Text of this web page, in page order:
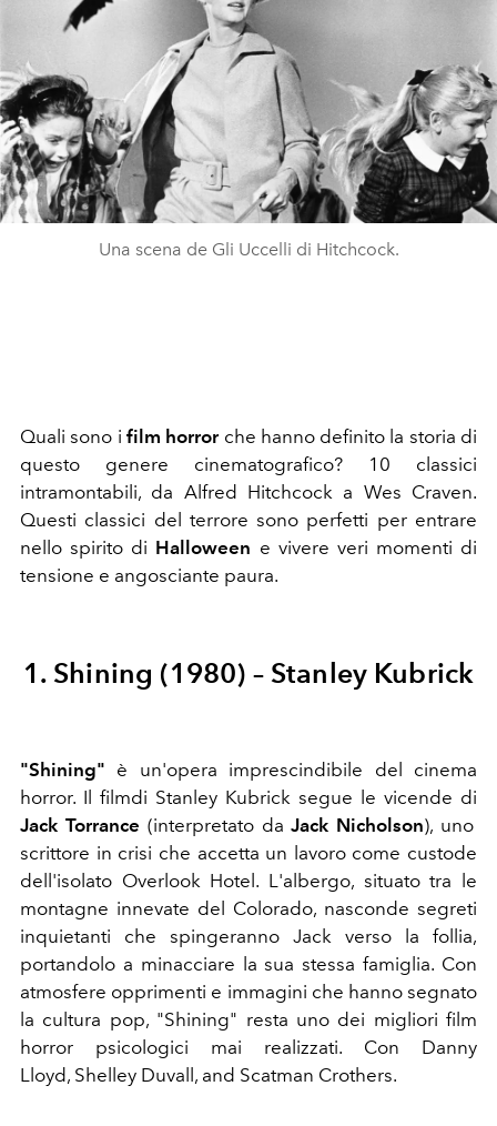
Una scena de Gli Uccelli di Hitchcock.
Quali sono i film horror che hanno definito la storia di
questo genere cinematografico? 10 classici
intramontabili, da Alfred Hitchcock a Wes Craven.
Questi classici del terrore sono perfetti per entrare
nello spirito di Halloween e vivere veri momenti di
tensione e angosciante paura.
1. Shining (1980) – Stanley Kubrick
"Shining" è un'opera imprescindibile del cinema
horror. Il filmdi Stanley Kubrick segue le vicende di
Jack Torrance (interpretato daJack Nicholson), uno
scrittore in crisi che accetta un lavoro come custode
dell'isolato Overlook Hotel. L'albergo, situato tra le
montagne innevate del Colorado, nasconde segreti
inquietanti che spingeranno Jack verso la follia,
portandolo a minacciare la sua stessa famiglia. Con
atmosfere opprimenti e immagini che hanno segnato
la cultura pop, "Shining" resta uno dei migliori film
horror psicologici mai realizzati. Con Danny
Lloyd, Shelley Duvall , and Scatman Crothers.